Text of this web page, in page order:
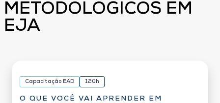
METODOLÓGICOS EM
EJA
Capacitação EAD 120h
O QUE VOCÊ VAI APRENDER EM